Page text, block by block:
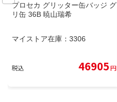
プロセカ グリッター缶バッジ グ
リ缶 36B 暁山瑞希
マイストア在庫： 3306
税込 46905円